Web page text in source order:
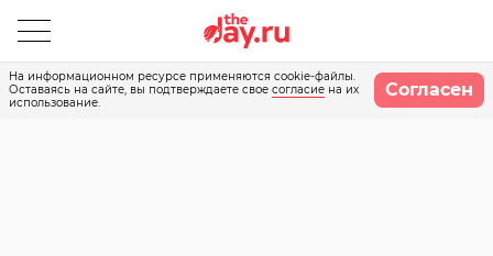
На информационном ресурсе применяются cookie-файлы.
Оставаясь на сайте, вы подтверждаете свое согласие на их
использование.
Согласен